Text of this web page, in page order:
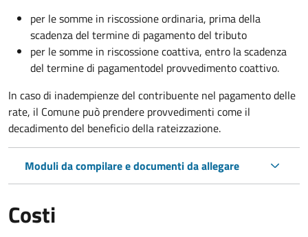
per le somme in riscossione ordinaria, prima della
scadenza del termine di pagamento del tributo
per le somme in riscossione coattiva, entro la scadenza
del termine di pagamentodel provvedimento coattivo.
In caso di inadempienze del contribuente nel pagamento delle
rate, il Comune può prendere provvedimenti come il
decadimentodel beneficio della rateizzazione.
Moduli da compilare e documenti da allegare
Costi